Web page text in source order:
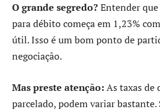
O grande segredo?Entender
para débito começa em 1,23%
útil. Isso é um bom ponto de
negociação.
Mas preste atenção:As taxas de
parcelado, podem variar bastante.